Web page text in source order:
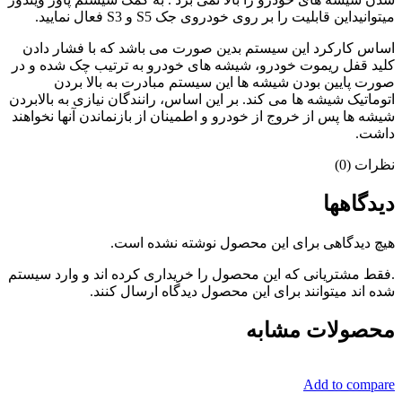
میتوانیداین قابلیت را بر روی خودروی جک S5 و S3 فعال نمایید.
اساس کارکرد این سیستم بدین صورت می باشد که با فشار دادن
کلید قفل ریموت خودرو، شیشه های خودرو به ترتیب چک شده و در
صورت پایین بودن شیشه ها این سیستم مبادرت به بالا بردن
اتوماتیک شیشه ها می کند. بر این اساس، رانندگان نیازی به بالابردن
شیشه ها پس از خروج از خودرو و اطمینان از بازنماندن آنها نخواهند
داشت.
نظرات (0)
دیدگاهها
هیچ دیدگاهی برای این محصول نوشته نشده است.
.فقط مشتریانی که این محصول را خریداری کرده اند و وارد سیستم
شده اند میتوانند برای این محصول دیدگاه ارسال کنند.
محصولات مشابه
Add to compare